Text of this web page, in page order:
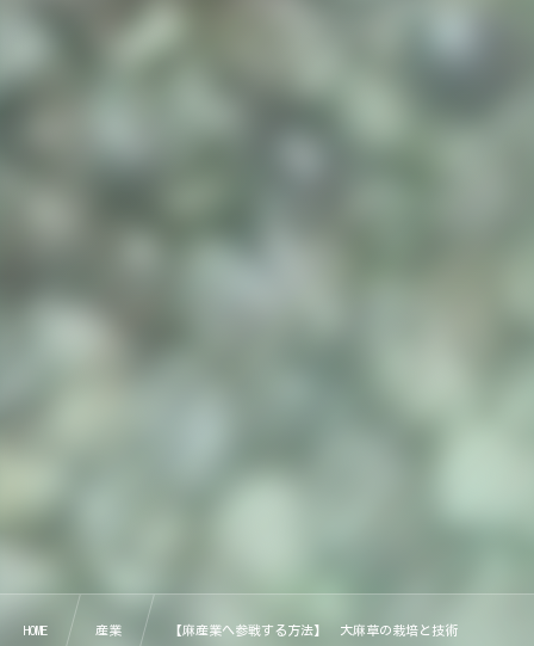
HOME 産業 【麻産業へ参戦する方法】 大麻草の栽培と技術